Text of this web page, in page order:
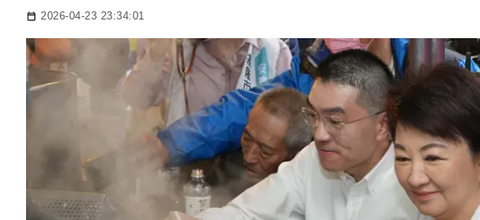
2026-04-23 23:34:01